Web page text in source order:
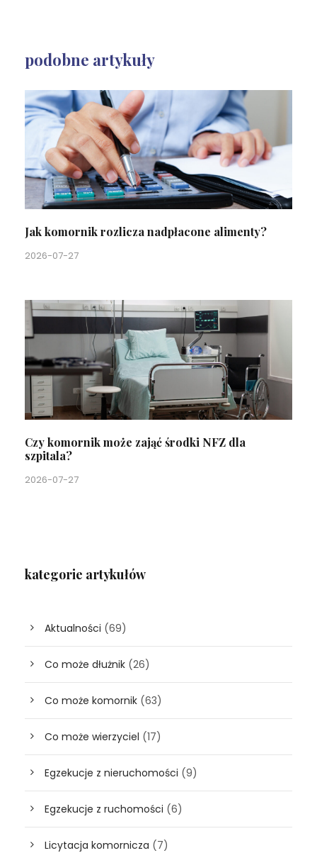
podobne artykuły
Jak komornik rozlicza nadpłacone alimenty?
2026-07-27
Czy komornik może zająć środki NFZ dla
szpitala?
2026-07-27
kategorie artykułów
Aktualności (69)
Co może dłużnik (26)
Co może komornik (63)
Co może wierzyciel (17)
Egzekucje z nieruchomości (9)
Egzekucje z ruchomości (6)
Licytacja komornicza (7)